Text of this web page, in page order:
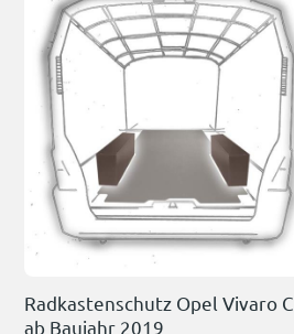
Radkastenschutz Opel Vivaro C
ab Baujahr 2019